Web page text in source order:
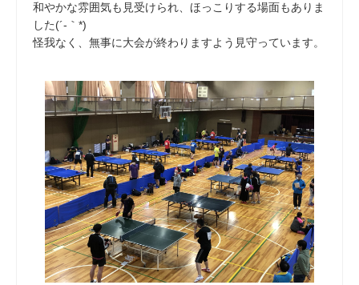
和やかな雰囲気も見受けられ、ほっこりする場面もありま
した(´-｀*)
怪我なく、無事に大会が終わりますよう見守っています。